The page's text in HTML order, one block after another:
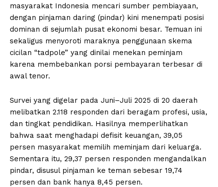
masyarakat Indonesia mencari sumber pembiayaan,
dengan pinjaman daring (pindar) kini menempati posisi
dominan di sejumlah pusat ekonomi besar. Temuan ini
sekaligus menyoroti maraknya penggunaan skema
cicilan “tadpole” yang dinilai menekan peminjam
karena membebankan porsi pembayaran terbesar di
awal tenor.
Survei yang digelar pada Juni–Juli 2025 di 20 daerah
melibatkan 2.118 responden dari beragam profesi, usia,
dan tingkat pendidikan. Hasilnya memperlihatkan
bahwa saat menghadapi defisit keuangan, 39,05
persen masyarakat memilih meminjam dari keluarga.
Sementara itu, 29,37 persen responden mengandalkan
pindar, disusul pinjaman ke teman sebesar 19,74
persen dan bank hanya 8,45 persen.